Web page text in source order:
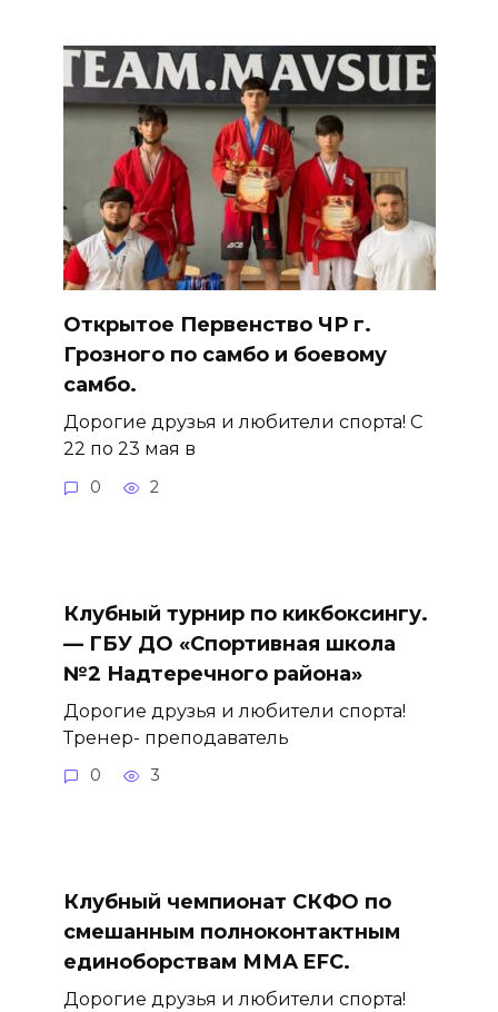
Открытое Первенство ЧР г.
Грозного по самбо и боевому
самбо.
Дорогие друзья и любители спорта! С
22 по 23 мая в
0 2
Клубный турнир по кикбоксингу.
— ГБУ ДО «Спортивная школа
№2 Надтеречного района»
Дорогие друзья и любители спорта!
Тренер- преподаватель
0 3
Клубный чемпионат СКФО по
смешанным полноконтактным
единоборствам ММА EFC.
Дорогие друзья и любители спорта!